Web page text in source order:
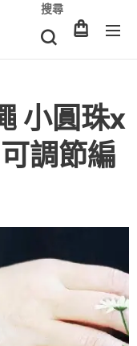
搜尋
小圓珠x
調節編